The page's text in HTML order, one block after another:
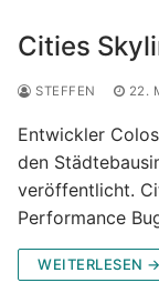
Cities
STEFFEN 22.
Entwickler
den
veröffentlicht.
Performance
WEITERLESEN →